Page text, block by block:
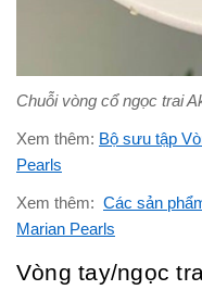
Chuỗi vòng cổ ngọc trai
Xem thêm: Bộ sưu tập
Pearls
Xem thêm: Các sản
Marian Pearls
Vòng tay/ngọc